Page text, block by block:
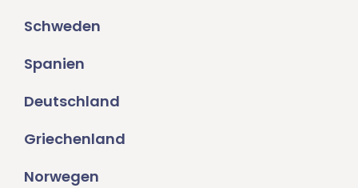
Schweden
Spanien
Deutschland
Griechenland
Norwegen